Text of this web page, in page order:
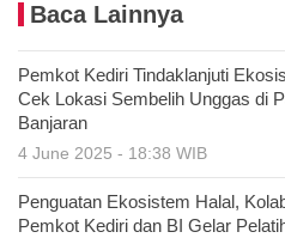
Baca Lainnya
Pemkot Kediri Tindaklanjuti
Cek Lokasi Sembelih Unggas di
Banjaran
4 June 2025 - 18:38 WIB
Penguatan Ekosistem Halal,
Pemkot Kediri dan BI Gelar